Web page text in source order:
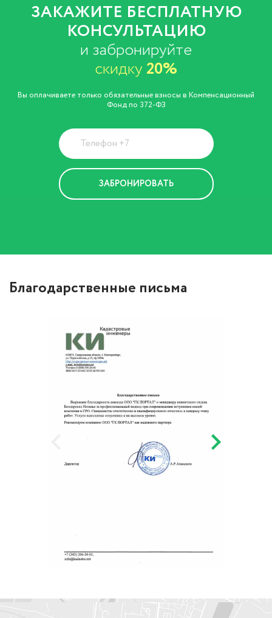
ЗАКАЖИТЕ БЕСПЛАТНУЮ
КОНСУЛЬТАЦИЮ
и забронируйте
скидку 20%
Вы оплачиваете только обязательные взносы в Компенсационный
Фонд по 372-ФЗ
Благодарственные письма